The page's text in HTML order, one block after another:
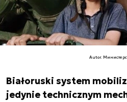
Autor.
Białoruski system
jedynie technicznym